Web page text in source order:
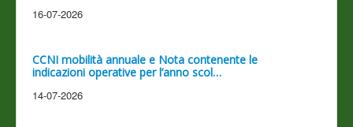
16-07-2026
CCNI mobilità annuale e Nota contenente le
indicazioni operative per l’anno scol…
14-07-2026